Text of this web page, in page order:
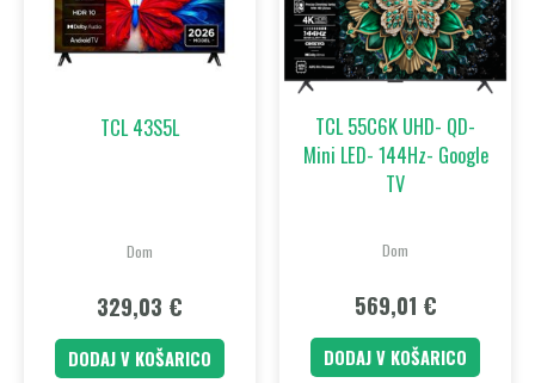
TCL 43S5L
Dom
329,03 €
DODAJ V KOŠARICO
TCL 55C6K UHD- QD-
Mini LED- 144Hz- Google
TV
Dom
569,01 €
DODAJ V KOŠARICO